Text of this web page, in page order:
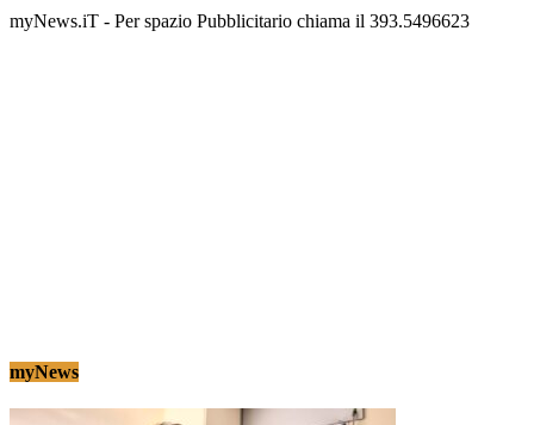
myNews.iT - Per spazio Pubblicitario chiama il 393.5496623
myNews